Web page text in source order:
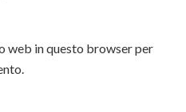
web in questo browser per